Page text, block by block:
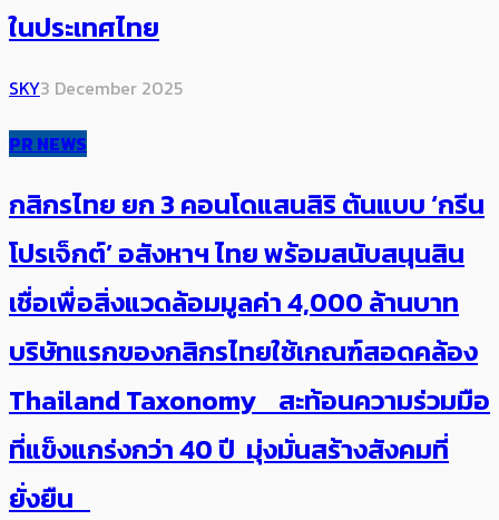
ในประเทศไทย
SKY3 December 2025
PR NEWS
กสิกรไทย ยก 3 คอนโดแสนสิริ ต้นแบบ ‘กรีน
โปรเจ็กต์’ อสังหาฯ ไทย พร้อมสนับสนุนสิน
เชื่อเพื่อสิ่งแวดล้อมมูลค่า 4,000 ล้านบาท
บริษัทแรกของกสิกรไทยใช้เกณฑ์สอดคล้อง
Thailand Taxonomy สะท้อนความร่วมมือ
ที่แข็งแกร่งกว่า 40 ปี มุ่งมั่นสร้างสังคมที่
ยั่งยืน